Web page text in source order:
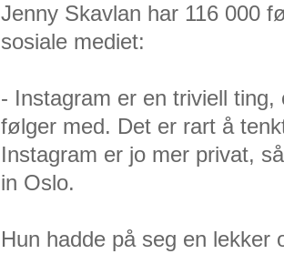
Jenny Skavlan har 116 000
sosiale mediet:
- Instagram er en triviell
følger med. Det er rart å
Instagram er jo mer privat,
in Oslo.
Hun hadde på seg en lekker